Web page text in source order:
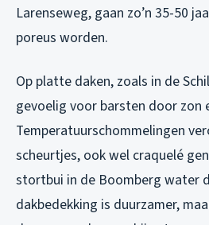
Larenseweg, gaan zo’n 35-50
poreus worden.
Op platte daken, zoals in de
gevoelig voor barsten door zon
Temperatuurschommelingen
scheurtjes, ook wel craquelé
stortbui in de Boomberg water
dakbedekking is duurzamer,